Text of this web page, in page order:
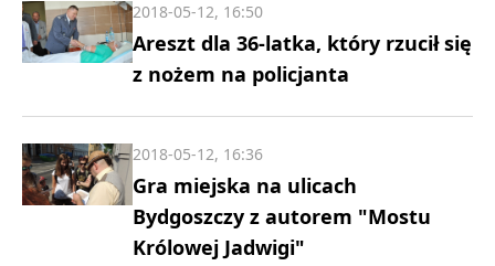
Areszt dla 36-latka, który rzucił się
z nożem na policjanta
2018-05-12, 16:50
Gra miejska na ulicach
Bydgoszczy z autorem "Mostu
Królowej Jadwigi"
2018-05-12, 16:36